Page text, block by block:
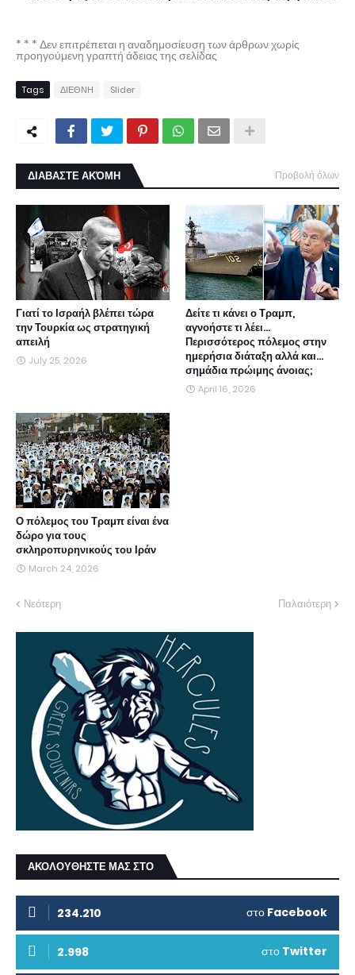
* * * Δεν επιτρέπεται η αναδημοσίευση των άρθρων χωρίς
προηγούμενη γραπτή άδειας της σελίδας
Tags ΔΙΕΘΝΗ Slider
ΔΙΑΒΑΣΤΕ ΑΚΌΜΗ Προβολή όλων
Γιατί το Ισραήλ βλέπει τώρα
την Τουρκία ως στρατηγική
απειλή
July 25, 2026
Δείτε τι κάνει ο Τραμπ,
αγνοήστε τι λέει...
Περισσότερος πόλεμος στην
ημερήσια διάταξη αλλά και...
σημάδια πρώιμης άνοιας;
April 16, 2026
Ο πόλεμος του Τραμπ είναι ένα
δώρο για τους
σκληροπυρηνικούς του Ιράν
March 24, 2026
Νεότερη Παλαιότερη
ΑΚΟΛΟΥΘΗΣΤΕ ΜΑΣ ΣΤΟ
234.210 στο Facebook
2.998 στο Twitter